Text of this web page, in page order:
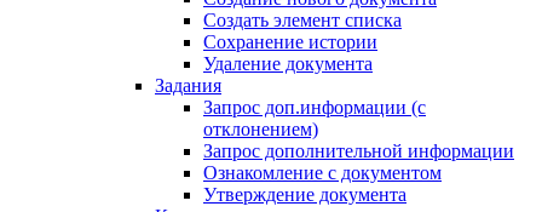
Создать элемент списка
Сохранение истории
Удаление документа
Задания
Запрос доп.информации (с
отклонением)
Запрос дополнительной информации
Ознакомление с документом
Утверждение документа